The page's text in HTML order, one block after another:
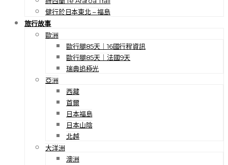
健行於日本東北 – 福島
旅行故事
歐洲
歐行腿85天｜16國行程資訊
歐行腿85天｜法國9天
瑞典追極光
亞洲
西藏
首爾
日本福島
日本山陰
北越
大洋洲
澳洲